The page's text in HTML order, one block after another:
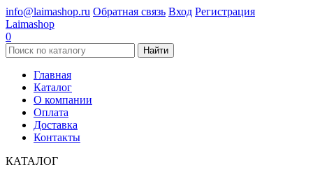
info@laimashop.ru Обратная связь Вход Регистрация
Laimashop
0
Найти
Главная
Каталог
О компании
Оплата
Доставка
Контакты
КАТАЛОГ